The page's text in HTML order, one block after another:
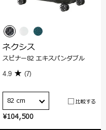
¥104,500
ネクシス
スピナー82 エキスパンダブル
4.9 (7)
82 cm 比較する